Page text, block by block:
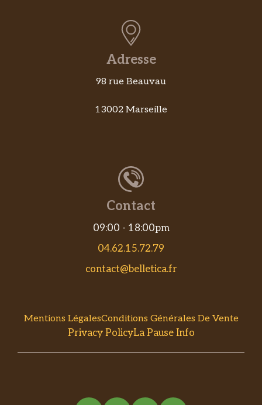
Adresse
98 rue Beauvau
13002 Marseille
Contact
09:00 - 18:00pm
04.62.15.72.79
contact@belletica.fr
Mentions LégalesConditions Générales De Vente
Privacy PolicyLa Pause Info